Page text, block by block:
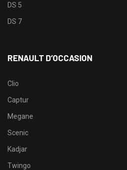
DS 5
DS 7
RENAULT D’OCCASION
Clio
Captur
Megane
Scenic
Kadjar
Twingo